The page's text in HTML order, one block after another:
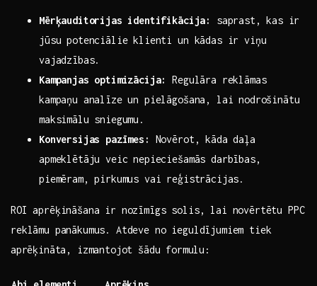
Mērķauditorijas identifikācija:
saprast, kas⁢ ir
jūsu potenciālie ‌klienti un kādas ir viņu
vajadzības.
Kampanjas optimizācija:
Regulāra reklāmas
kampaņu analīze un pielāgošana, lai nodrošinātu
maksimālu ​sniegumu.
Konversijas pazīmes:
Novērot, ⁤kāda daļa
apmeklētāju veic nepieciešamās darbības,
piemēram, pirkumus vai reģistrācijas.
ROI aprēķināšana ir nozīmīgs solis, lai novērtētu⁢ PPC
reklāmu panākumus. Atdeve no ieguldījumiem tiek
⁣aprēķināta, izmantojot šādu ⁤formulu: